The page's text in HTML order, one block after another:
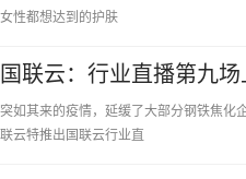
女性都想达到的护肤
国联云：行业直播第九
突如其来的疫情，延缓了大部分钢铁焦化
联云特推出国联云行业直